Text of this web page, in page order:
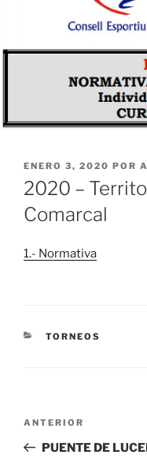
PUBLICADO
EL
ENERO 3, 2020 POR
2020 –
Comarcal
1.- Normativa
CATEGORÍAS
TORNEOS
entradas
Entrada
anterior:
ANTERIOR
PUENTE DE